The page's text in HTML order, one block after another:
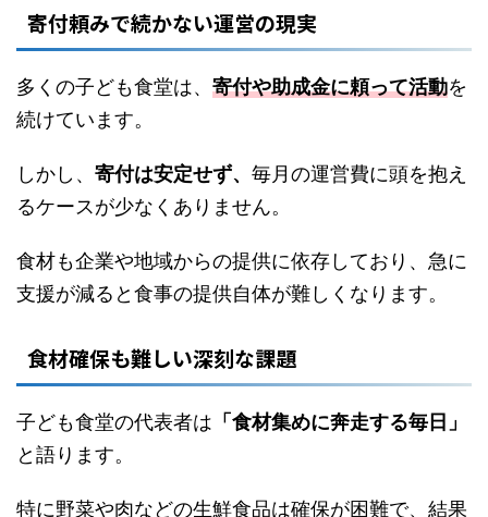
寄付頼みで続かない運営の現実
多くの子ども食堂は、 寄付や助成金に頼って活動を
続けています。
しかし、 寄付は安定せず、 毎月の運営費に頭を抱え
るケースが少なくありません。
食材も企業や地域からの提供に依存しており、急に
支援が減ると食事の提供自体が難しくなります。
食材確保も難しい深刻な課題
子ども食堂の代表者は 「食材集めに奔走する毎日」
と語ります。
特に野菜や肉などの生鮮食品は確保が困難で、結果